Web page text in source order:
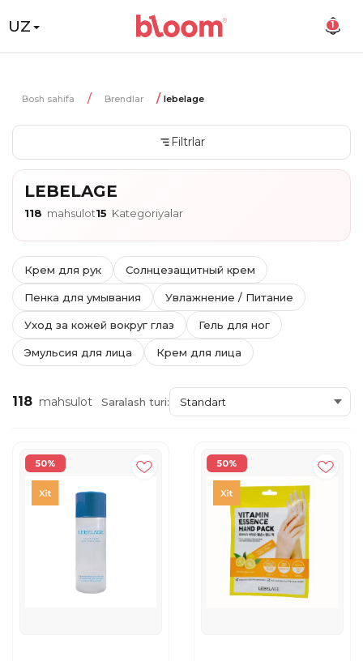
UZ 1
Bosh sahifa Brendlar lebelage
Filtrlar
LEBELAGE
118 mahsulot15 Kategoriyalar
Крем для рук Солнцезащитный крем
Пенка для умывания Увлажнение / Питание
Уход за кожей вокруг глаз Гель для ног
Эмульсия для лица Крем для лица
118 mahsulot Saralash turi:
50% 50%